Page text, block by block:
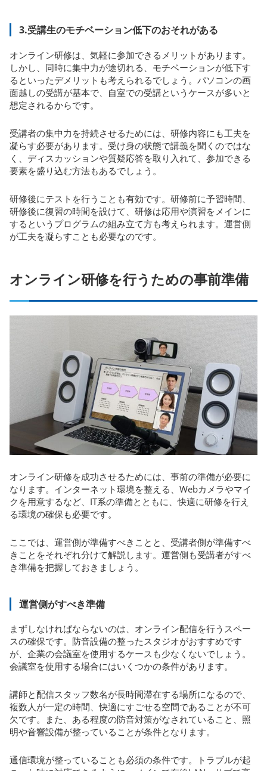
3.受講生のモチベーション低下のおそれがある
オンライン研修は、気軽に参加できるメリットがあります。
しかし、同時に集中力が途切れる、モチベーションが低下す
るといったデメリットも考えられるでしょう。パソコンの画
面越しの受講が基本で、自室での受講というケースが多いと
想定されるからです。
受講者の集中力を持続させるためには、研修内容にも工夫を
凝らす必要があります。受け身の状態で講義を聞くのではな
く、ディスカッションや質疑応答を取り入れて、参加できる
要素を盛り込む方法もあるでしょう。
研修後にテストを行うことも有効です。研修前に予習時間、
研修後に復習の時間を設けて、研修は応用や演習をメインに
するというプログラムの組み立て方も考えられます。運営側
が工夫を凝らすことも必要なのです。
オンライン研修を行うための事前準備
オンライン研修を成功させるためには、事前の準備が必要に
なります。インターネット環境を整える、Webカメラやマイ
クを用意するなど、IT系の準備とともに、快適に研修を行え
る環境の確保も必要です。
ここでは、運営側が準備すべきことと、受講者側が準備すべ
きことをそれぞれ分けて解説します。運営側も受講者がすべ
き準備を把握しておきましょう。
運営側がすべき準備
まずしなければならないのは、オンライン配信を行うスペー
スの確保です。防音設備の整ったスタジオがおすすめです
が、企業の会議室を使用するケースも少なくないでしょう。
会議室を使用する場合にはいくつかの条件があります。
講師と配信スタッフ数名が長時間滞在する場所になるので、
複数人が一定の時間、快適にすごせる空間であることが不可
欠です。また、ある程度の防音対策がなされていること、照
明や音響設備が整っていることが条件となります。
通信環境が整っていることも必須の条件です。トラブルが起